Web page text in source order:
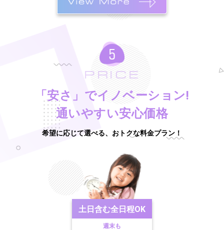
PRICE
「安さ」でイノベーション!
通いやすい安心価格
希望に応じて選べる、おトクな料金プラン！
土日含む全日程OK
週末も